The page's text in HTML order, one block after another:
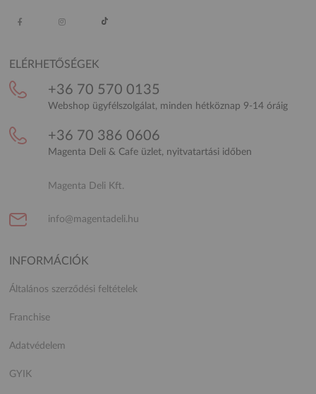
ELÉRHETŐSÉGEK
+36 70 570 0135
Webshop ügyfélszolgálat, minden hétköznap 9-14 óráig
+36 70 386 0606
Magenta Deli & Cafe üzlet, nyitvatartási időben
Magenta Deli Kft.
info@magentadeli.hu
INFORMÁCIÓK
Általános szerződési feltételek
Franchise
Adatvédelem
GYIK